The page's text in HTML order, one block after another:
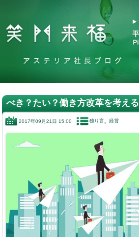
べき？たい？働き方改革を考える
2017年09月21日 15:00 独り言 経営